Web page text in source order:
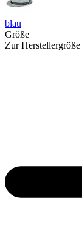
blau
Größe
Zur Herstellergröße